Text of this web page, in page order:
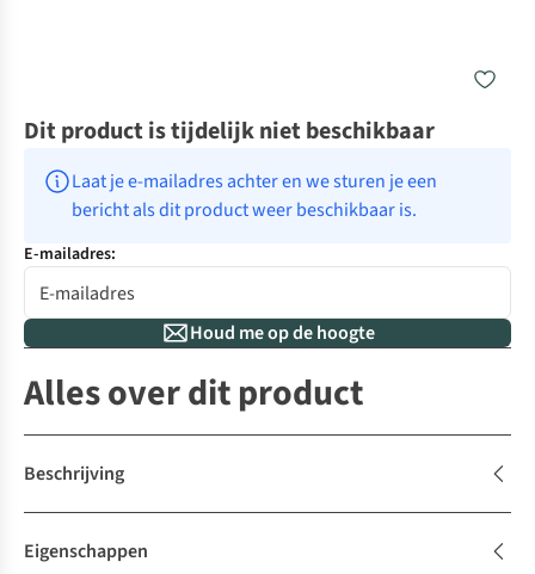
Dit product is tijdelijk niet beschikbaar
Laat je e-mailadres achter en we sturen je een
bericht als dit product weer beschikbaar is.
E-mailadres:
Houd me op de hoogte
Alles over dit product
Beschrijving
Eigenschappen